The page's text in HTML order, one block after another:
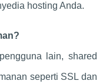
hosting Anda.
lain, shared
seperti SSL dan